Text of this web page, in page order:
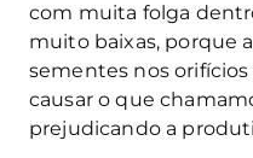
com muita folga
muito baixas, porque
sementes nos
causar o que
prejudicando a